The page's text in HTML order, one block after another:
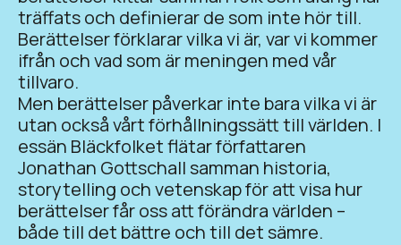
träffats och definierar de som inte hör till.
Berättelser förklarar vilka vi är, var vi kommer
ifrån och vad som är meningen med vår
tillvaro.
Men berättelser påverkar inte bara vilka vi är
utan också vårt förhållningssätt till världen. I
essän Bläckfolket flätar författaren
Jonathan Gottschall samman historia,
storytelling och vetenskap för att visa hur
berättelser får oss att förändra världen­ –
både till det bättre och till det sämre.